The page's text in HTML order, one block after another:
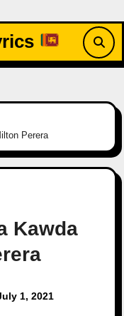
Perera
Kawda
1, 2021